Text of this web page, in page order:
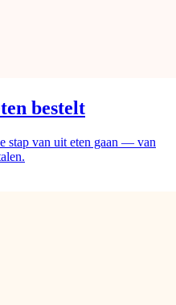
bestelt
stap van uit eten gaan — van